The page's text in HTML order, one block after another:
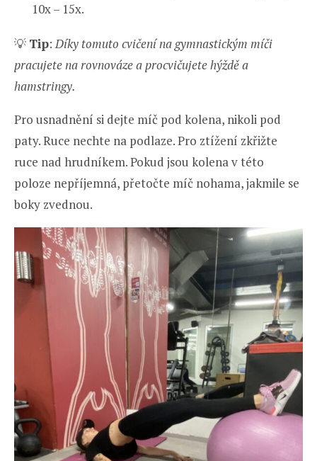
10x – 15x.
💡 Tip:Díky tomuto cvičení na gymnastickým míči
pracujete na rovnováze a procvičujete hýždě a
hamstringy.
Pro usnadnění si dejte míč pod kolena, nikoli pod
paty. Ruce nechte na podlaze. Pro ztížení zkřižte
ruce nad hrudníkem. Pokud jsou kolena v této
poloze nepříjemná, přetočte míč nohama, jakmile se
boky zvednou.